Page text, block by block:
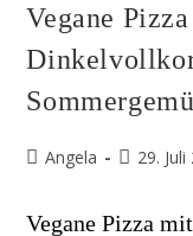
Vegane
Beitrags-
Angela
Beitrag
29. Juli
Vegane Pizza